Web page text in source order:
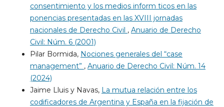
consentimiento y los medios inform ticos en las
ponencias presentadas en las XVIII jornadas
nacionales de Derecho Civil , Anuario de Derecho
Civil: Núm. 6 (2001)
Pilar Bormida, Nociones generales del “case
management” , Anuario de Derecho Civil: Núm. 14
(2024)
Jaime Lluis y Navas, La mutua relación entre los
codificadores de Argentina y España en la fijación de